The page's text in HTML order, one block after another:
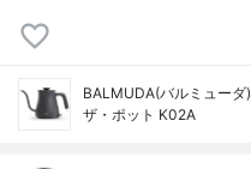
BALMUDA(バルミューダ)
ザ・ポット K02A